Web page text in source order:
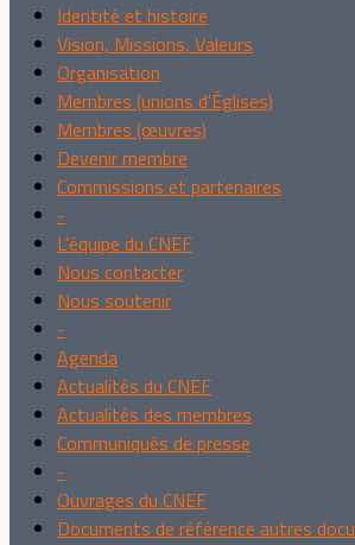
Identité et histoire
Vision, Missions, Valeurs
Organisation
Membres (unions d'Églises)
Membres (œuvres)
Devenir membre
Commissions et partenaires
-
L'équipe du CNEF
Nous contacter
Nous soutenir
-
Agenda
Actualités du CNEF
Actualités des membres
Communiqués de presse
-
Ouvrages du CNEF
Documents de référence autres